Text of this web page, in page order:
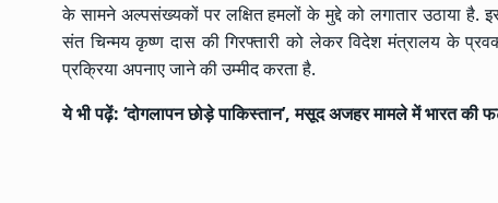
के सामने अल्पसंख्यकों पर लक्षित हमलों के मुद्दे को लगातार उठाया है.
संत चिन्मय कृष्ण दास की गिरफ्तारी को लेकर विदेश मंत्रालय के
प्रक्रिया अपनाए जाने की उम्मीद करता है.
ये भी पढ़ें: ‘दोगलापन छोड़े पाकिस्तान’, मसूद अजहर मामले में भारत